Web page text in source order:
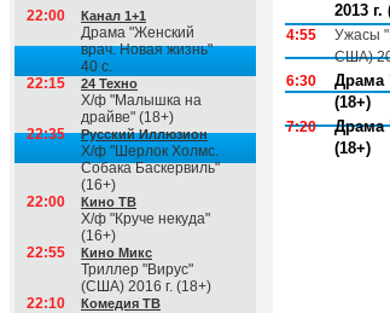
22:00 Канал 1+1
Драма "Женский
врач. Новая жизнь"
40 с.
22:15
24 Техно
Х/ф "Малышка на
драйве" (18+)
22:35
Русский Иллюзион
Х/ф "Шерлок Холмс.
Собака Баскервиль"
(16+)
22:00
Кино ТВ
Х/ф "Круче некуда"
(16+)
22:55
Кино Микс
Триллер "Вирус"
(США) 2016 г. (18+)
22:10
Комедия ТВ
2013 г.
4:55
Ужасы
США)
6:30
Драма
(18+)
7:20
Драма
(18+)